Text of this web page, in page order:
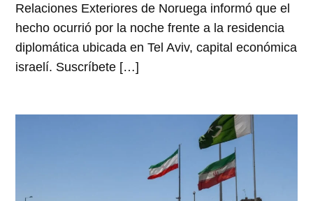
Relaciones Exteriores de Noruega informó que el
hecho ocurrió por la noche frente a la residencia
diplomática ubicada en Tel Aviv, capital económica
israelí. Suscríbete […]